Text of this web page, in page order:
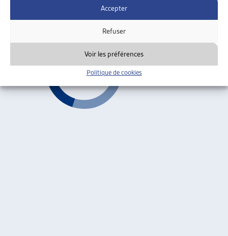
Accepter
Refuser
Voir les préférences
Politique de cookies
Revenu déterminant unifié (RDU) ARTIAS